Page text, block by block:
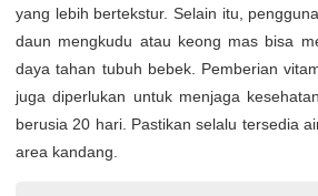
yang lebih bertekstur. Selain itu,
daun mengkudu atau keong mas bisa
daya tahan tubuh bebek. Pemberian
juga diperlukan untuk menjaga
berusia 20 hari. Pastikan selalu tersedia
area kandang.